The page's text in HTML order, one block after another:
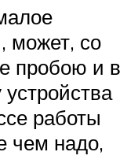
может, со
пробою и в
работы
чем надо,